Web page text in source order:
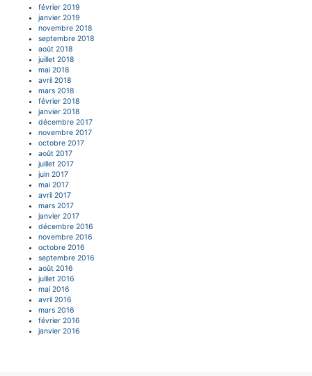
février 2019
janvier 2019
novembre 2018
septembre 2018
août 2018
juillet 2018
mai 2018
avril 2018
mars 2018
février 2018
janvier 2018
décembre 2017
novembre 2017
octobre 2017
août 2017
juillet 2017
juin 2017
mai 2017
avril 2017
mars 2017
janvier 2017
décembre 2016
novembre 2016
octobre 2016
septembre 2016
août 2016
juillet 2016
mai 2016
avril 2016
mars 2016
février 2016
janvier 2016